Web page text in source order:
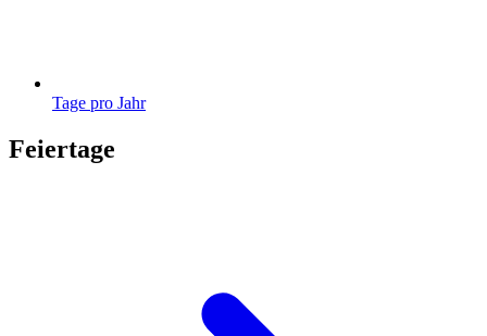
Tage pro Jahr
Feiertage